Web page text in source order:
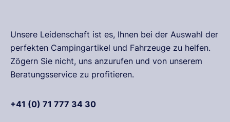
Unsere Leidenschaft ist es, Ihnen bei der Auswahl der
perfekten Campingartikel und Fahrzeuge zu helfen.
Zögern Sie nicht, uns anzurufen und von unserem
Beratungsservice zu profitieren.
+41 (0) 71 777 34 30